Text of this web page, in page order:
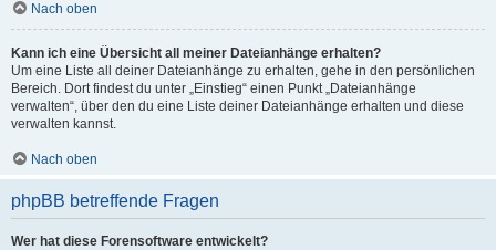
Nach oben
Kann ich eine Übersicht all meiner Dateianhänge erhalten?
Um eine Liste all deiner Dateianhänge zu erhalten, gehe in den persönlichen
Bereich. Dort findest du unter „Einstieg“ einen Punkt „Dateianhänge
verwalten“, über den du eine Liste deiner Dateianhänge erhalten und diese
verwalten kannst.
Nach oben
phpBB betreffende Fragen
Wer hat diese Forensoftware entwickelt?